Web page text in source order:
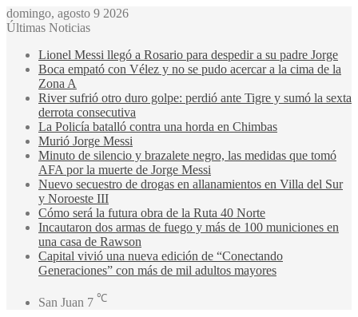
domingo, agosto 9 2026
Últimas Noticias
Lionel Messi llegó a Rosario para despedir a su padre Jorge
Boca empató con Vélez y no se pudo acercar a la cima de la
Zona A
River sufrió otro duro golpe: perdió ante Tigre y sumó la sexta
derrota consecutiva
La Policía batalló contra una horda en Chimbas
Murió Jorge Messi
Minuto de silencio y brazalete negro, las medidas que tomó
AFA por la muerte de Jorge Messi
Nuevo secuestro de drogas en allanamientos en Villa del Sur
y Noroeste III
Cómo será la futura obra de la Ruta 40 Norte
Incautaron dos armas de fuego y más de 100 municiones en
una casa de Rawson
Capital vivió una nueva edición de “Conectando
Generaciones” con más de mil adultos mayores
San Juan 7 ℃